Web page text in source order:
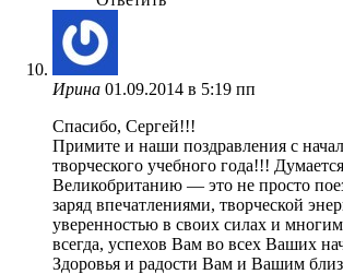
Ирина 01.09.2014 в 5:19 пп
Спасибо, Сергей!!!
Примите и наши поздравления с
творческого учебного года!!!
Великобританию — это не просто
заряд впечатлениями, творческой
уверенностью в своих силах и
всегда, успехов Вам во всех Ваших
Здоровья и радости Вам и Вашим